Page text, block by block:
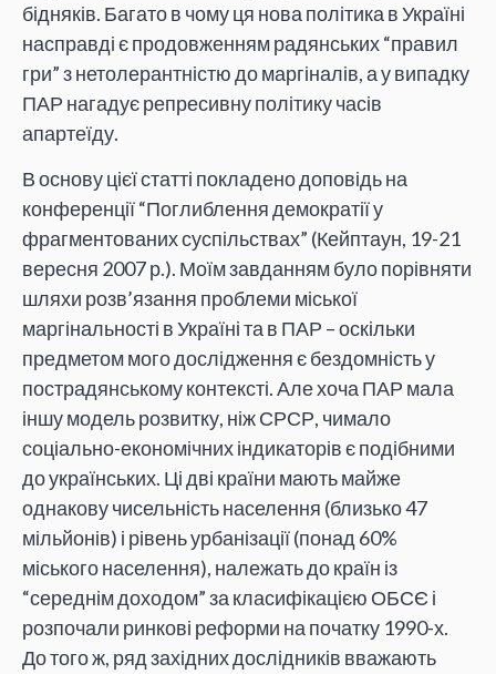
бідняків. Багато в чому ця нова політика в Україні
насправді є продовженням радянських “правил
гри” з нетолерантністю до маргіналів, а у випадку
ПАР нагадує репресивну політику часів
апартеїду.
В основу цієї статті покладено доповідь на
конференції “Поглиблення демократії у
фрагментованих суспільствах” (Кейптаун, 19-21
вересня 2007 р.). Моїм завданням було порівняти
шляхи розв’язання проблеми міської
маргінальності в Україні та в ПАР – оскільки
предметом мого дослідження є бездомність у
пострадянському контексті. Але хоча ПАР мала
іншу модель розвитку, ніж СРСР, чимало
соціально-економічних індикаторів є подібними
до українських. Ці дві країни мають майже
однакову чисельність населення (близько 47
мільйонів) і рівень урбанізації (понад 60%
міського населення), належать до країн із
“середнім доходом” за класифікацією ОБСЄ і
розпочали ринкові реформи на початку 1990-х.
До того ж, ряд західних дослідників вважають